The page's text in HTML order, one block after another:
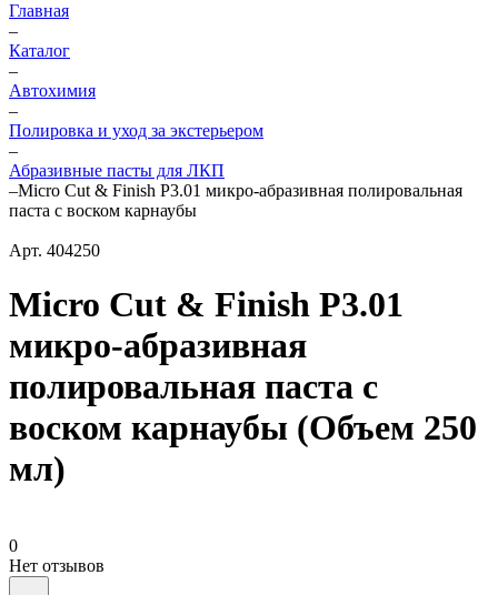
Главная
–
Каталог
–
Автохимия
–
Полировка и уход за экстерьером
–
Абразивные пасты для ЛКП
–Micro Cut & Finish P3.01 микро-абразивная полировальная
паста с воском карнаубы
Арт. 404250
Micro Cut & Finish P3.01
микро-абразивная
полировальная паста с
воском карнаубы (Объем 250
мл)
0
Нет отзывов